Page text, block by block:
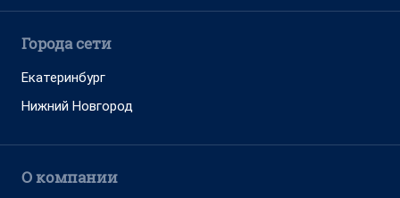
Города сети
Екатеринбург
Нижний Новгород
О компании